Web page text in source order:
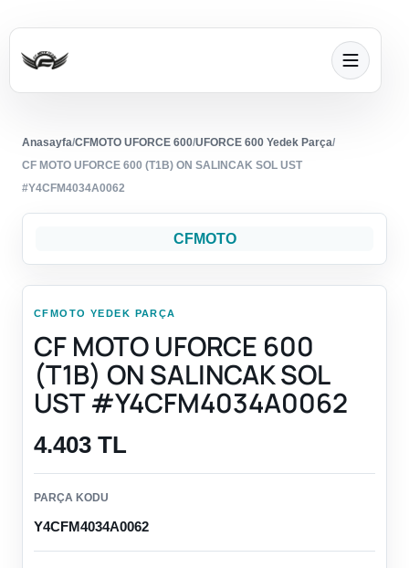
Anasayfa/CFMOTO UFORCE 600/UFORCE 600 Yedek Parça/
CF MOTO UFORCE 600 (T1B) ON SALINCAK SOL UST
#Y4CFM4034A0062
CFMOTO
CFMOTO YEDEK PARÇA
CF MOTO UFORCE 600
(T1B) ON SALINCAK SOL
UST #Y4CFM4034A0062
4.403 TL
PARÇA KODU
Y4CFM4034A0062